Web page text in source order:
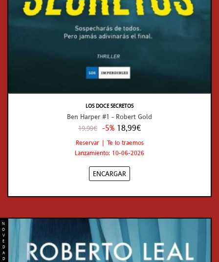
LOS DOCE SECRETOS
Ben Harper #1 - Robert Gold
19,99€ -5% 18,99€
Reservar | Te lo traemos
Lanzamiento: 10-06-2026
ENCARGAR
N
O
V
E
D
A
D